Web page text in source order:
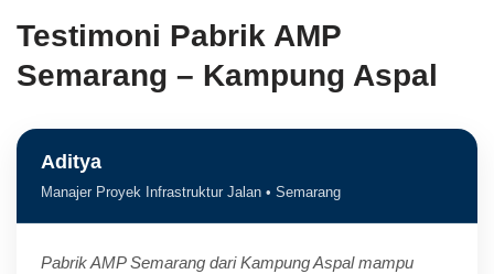
Testimoni Pabrik AMP
Semarang – Kampung Aspal
Aditya
Manajer Proyek Infrastruktur Jalan • Semarang
Pabrik AMP Semarang dari Kampung Aspal mampu